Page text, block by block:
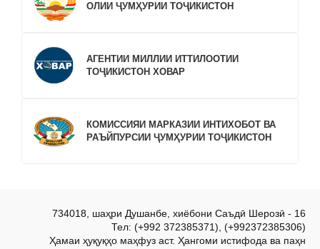
ОЛИИ ҶУМҲУРИИ ТОҶИКИСТОН
АГЕНТИИ МИЛЛИИ ИТТИЛООТИИ
ТОҶИКИСТОН ХОВАР
КОМИССИЯИ МАРКАЗИИ ИНТИХОБОТ ВА
РАЪЙПУРСИИ ҶУМҲУРИИ ТОҶИКИСТОН
734018, шаҳри Душанбе, хиёбони Саъдӣ Шерозӣ - 16
Тел: (+992 372385371), (+992372385306)
Ҳамаи ҳуқуқҳо маҳфуз аст. Ҳангоми истифода ва паҳн